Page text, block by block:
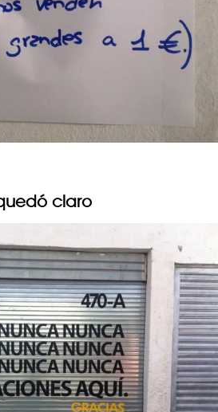
claro